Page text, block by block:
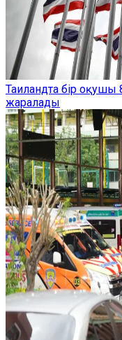
Таиландта бір оқушы
жаралады